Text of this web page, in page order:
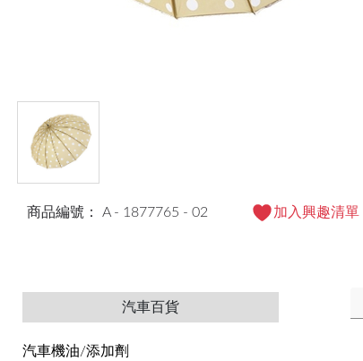
商品編號： A - 1877765 - 02 加入興趣清單
汽車百貨
汽車機油/添加劑